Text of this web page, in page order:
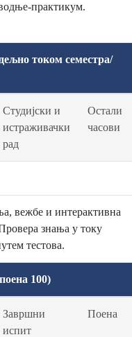
практикум.
током семестра/
Студијски и
истраживачки
рад
Остали
часови
вежбе и интерактивна
знања у току
тестова.
100)
Завршни
испит
Поена